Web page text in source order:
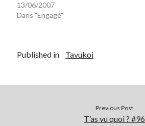
13/06/2007
Dans "Engagé"
Published in Tavukoi
Previous Post
T’as vu quoi ? #96